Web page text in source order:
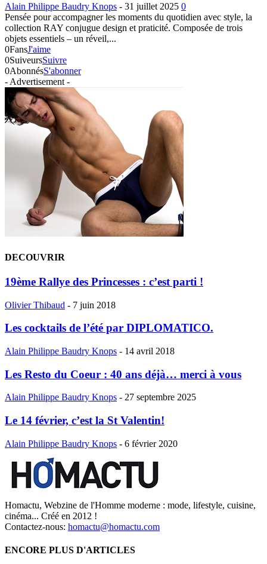
Alain Philippe Baudry Knops - 31 juillet 2025 0
Pensée pour accompagner les moments du quotidien avec style, la
collection RAY conjugue design et praticité. Composée de trois
objets essentiels – un réveil,...
0FansJ'aime
0SuiveursSuivre
0AbonnésS'abonner
- Advertisement -
DECOUVRIR
19ème Rallye des Princesses : c’est parti !
Olivier Thibaud - 7 juin 2018
Les cocktails de l’été par DIPLOMATICO.
Alain Philippe Baudry Knops - 14 avril 2018
Les Resto du Coeur : 40 ans déjà… merci à vous
Alain Philippe Baudry Knops - 27 septembre 2025
Le 14 février, c’est la St Valentin!
Alain Philippe Baudry Knops - 6 février 2020
Homactu, Webzine de l'Homme moderne : mode, lifestyle, cuisine,
cinéma... Créé en 2012 !
Contactez-nous: homactu@homactu.com
ENCORE PLUS D'ARTICLES